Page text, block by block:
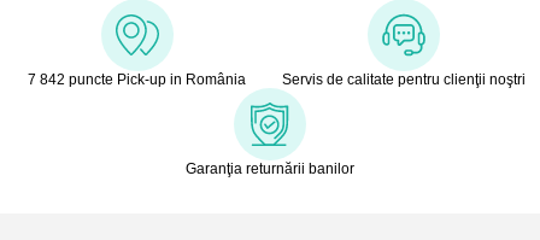
7 842 puncte Pick-up in România Servis de calitate pentru clienţii noştri
Garanţia returnării banilor